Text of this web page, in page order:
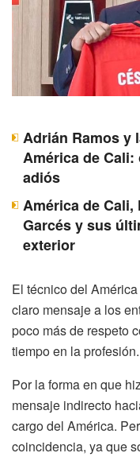
Adrián Ramos y
América de
adiós
América de Cali,
Garcés y sus
exterior
El técnico del
claro mensaje a los
poco más de respeto
tiempo en la profesión.
Por la forma en que
mensaje indirecto
cargo del América.
coincidencia, ya que